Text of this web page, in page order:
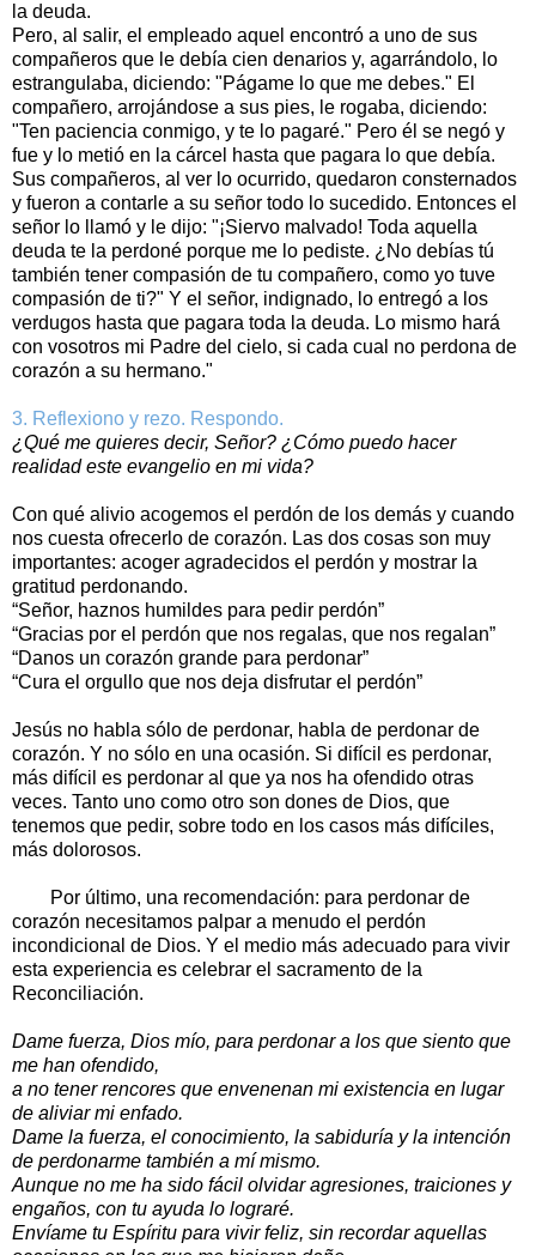
la deuda.
Pero, al salir, el empleado aquel encontró a uno de sus
compañeros que le debía cien denarios y, agarrándolo, lo
estrangulaba, diciendo: "Págame lo que me debes." El
compañero, arrojándose a sus pies, le rogaba, diciendo:
"Ten paciencia conmigo, y te lo pagaré." Pero él se negó y
fue y lo metió en la cárcel hasta que pagara lo que debía.
Sus compañeros, al ver lo ocurrido, quedaron consternados
y fueron a contarle a su señor todo lo sucedido. Entonces el
señor lo llamó y le dijo: "¡Siervo malvado! Toda aquella
deuda te la perdoné porque me lo pediste. ¿No debías tú
también tener compasión de tu compañero, como yo tuve
compasión de ti?" Y el señor, indignado, lo entregó a los
verdugos hasta que pagara toda la deuda. Lo mismo hará
con vosotros mi Padre del cielo, si cada cual no perdona de
corazón a su hermano."
3. Reflexiono y rezo. Respondo.
¿Qué me quieres decir, Señor? ¿Cómo puedo hacer
realidad este evangelio en mi vida?
Con qué alivio acogemos el perdón de los demás y cuando
nos cuesta ofrecerlo de corazón. Las dos cosas son muy
importantes: acoger agradecidos el perdón y mostrar la
gratitud perdonando.
“Señor, haznos humildes para pedir perdón”
“Gracias por el perdón que nos regalas, que nos regalan”
“Danos un corazón grande para perdonar”
“Cura el orgullo que nos deja disfrutar el perdón”
Jesús no habla sólo de perdonar, habla de perdonar de
corazón. Y no sólo en una ocasión. Si difícil es perdonar,
más difícil es perdonar al que ya nos ha ofendido otras
veces. Tanto uno como otro son dones de Dios, que
tenemos que pedir, sobre todo en los casos más difíciles,
más dolorosos.
Por último, una recomendación: para perdonar de
corazón necesitamos palpar a menudo el perdón
incondicional de Dios. Y el medio más adecuado para vivir
esta experiencia es celebrar el sacramento de la
Reconciliación.
Dame fuerza, Dios mío, para perdonar a los que siento que
me han ofendido,
a no tener rencores que envenenan mi existencia en lugar
de aliviar mi enfado.
Dame la fuerza, el conocimiento, la sabiduría y la intención
de perdonarme también a mí mismo.
Aunque no me ha sido fácil olvidar agresiones, traiciones y
engaños, con tu ayuda lo lograré.
Envíame tu Espíritu para vivir feliz, sin recordar aquellas